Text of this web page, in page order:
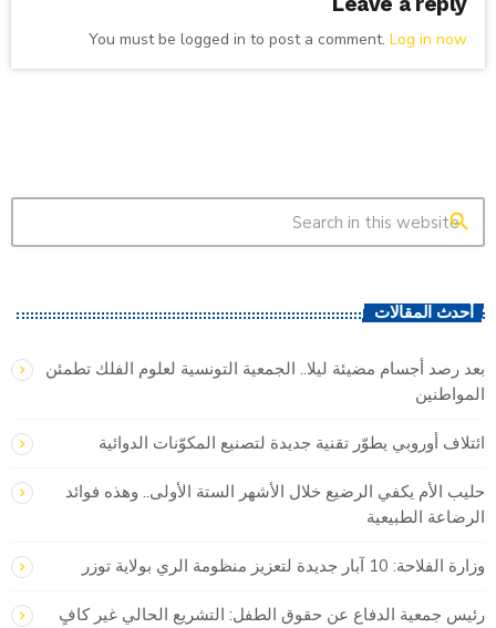
You must be logged in to post a comment. Log in now
search
أحدث المقالات
بعد رصد أجسام مضيئة ليلا.. الجمعية التونسية لعلوم الفلك تطمئن
المواطنين
ائتلاف أوروبي يطوّر تقنية جديدة لتصنيع المكوّنات الدوائية
حليب الأم يكفي الرضيع خلال الأشهر الستة الأولى.. وهذه فوائد
الرضاعة الطبيعية
وزارة الفلاحة: 10 آبار جديدة لتعزيز منظومة الري بولاية توزر
رئيس جمعية الدفاع عن حقوق الطفل: التشريع الحالي غير كافٍ